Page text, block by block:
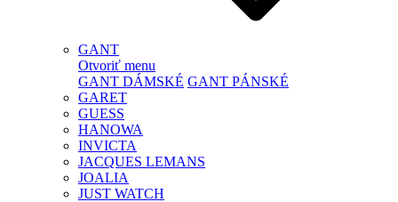
GANT
Otvoriť menu
GANT DÁMSKÉ GANT PÁNSKÉ
GARET
GUESS
HANOWA
INVICTA
JACQUES LEMANS
JOALIA
JUST WATCH